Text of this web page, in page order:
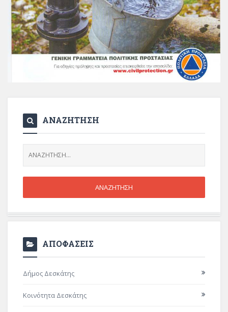
ΑΝΑΖΗΤΗΣΗ
ΑΠΟΦΑΣΕΙΣ
Δήμος Δεσκάτης
Κοινότητα Δεσκάτης